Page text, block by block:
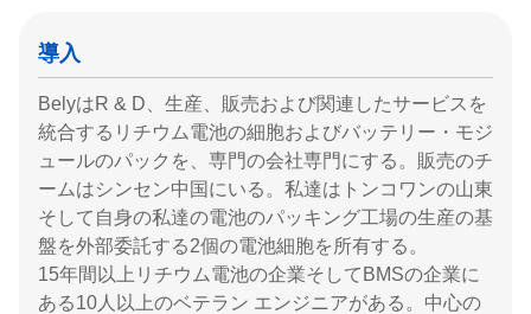
導入
BelyはR & D、生産、販売および関連したサービスを
統合するリチウム電池の細胞およびバッテリー・モジ
ュールのパックを、専門の会社専門にする。販売のチ
ームはシンセン中国にいる。私達はトンコワンの山東
そして自身の私達の電池のパッキング工場の生産の基
盤を外部委託する2個の電池細胞を所有する。
15年間以上リチウム電池の企業そしてBMSの企業に
ある10人以上のベテラン エンジニアがある。中心の